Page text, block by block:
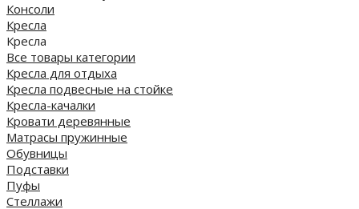
Консоли
Кресла
Кресла
Все товары категории
Кресла для отдыха
Кресла подвесные на стойке
Кресла-качалки
Кровати деревянные
Матрасы пружинные
Обувницы
Подставки
Пуфы
Стеллажи